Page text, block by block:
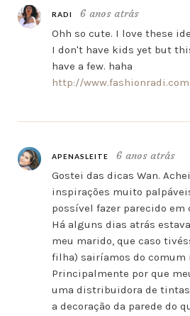
RADI
6 anos atrás
Ohh so cute. I love these
I don't have kids yet but
have a few. haha
http://www.fashionradi.com
APENASLEITE
6 anos atrás
Gostei das dicas Wan.
inspirações muito
possível fazer parecido em
Há alguns dias atrás
meu marido, que caso
filha) sairíamos do comum
Principalmente por que
uma distribuidora de
a decoração da parede do